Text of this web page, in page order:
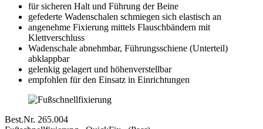
für sicheren Halt und Führung der Beine
gefederte Wadenschalen schmiegen sich elastisch an
angenehme Fixierung mittels Flauschbändern mit
Klettverschluss
Wadenschale abnehmbar, Führungsschiene (Unterteil)
abklappbar
gelenkig gelagert und höhenverstellbar
empfohlen für den Einsatz in Einrichtungen
Best.Nr. 265.004